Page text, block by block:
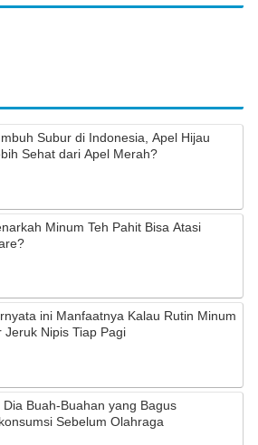
Subur di Indonesia, Apel Hijau
Sehat dari Apel Merah?
Minum Teh Pahit Bisa Atasi
ini Manfaatnya Kalau Rutin Minum
Jeruk Nipis Tiap Pagi
Dia Buah-Buahan yang Bagus
Sebelum Olahraga